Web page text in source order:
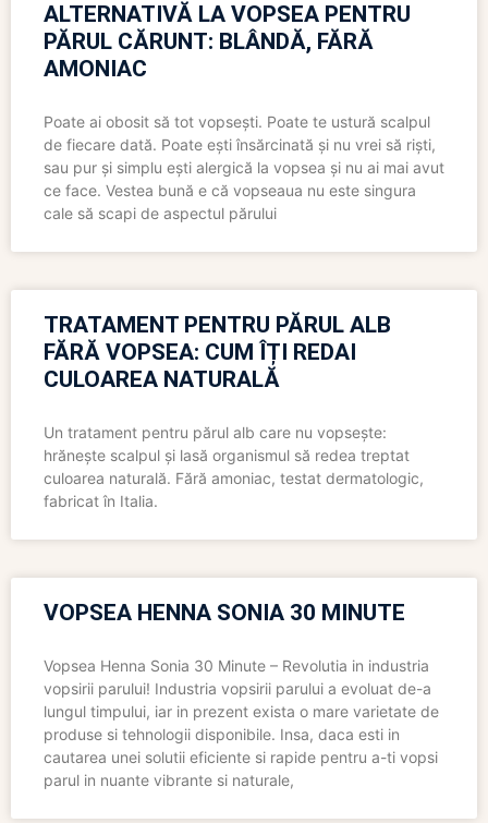
ALTERNATIVĂ LA VOPSEA PENTRU
PĂRUL CĂRUNT: BLÂNDĂ, FĂRĂ
AMONIAC
Poate ai obosit să tot vopsești. Poate te ustură scalpul
de fiecare dată. Poate ești însărcinată și nu vrei să riști,
sau pur și simplu ești alergică la vopsea și nu ai mai avut
ce face. Vestea bună e că vopseaua nu este singura
cale să scapi de aspectul părului
TRATAMENT PENTRU PĂRUL ALB
FĂRĂ VOPSEA: CUM ÎȚI REDAI
CULOAREA NATURALĂ
Un tratament pentru părul alb care nu vopsește:
hrănește scalpul și lasă organismul să redea treptat
culoarea naturală. Fără amoniac, testat dermatologic,
fabricat în Italia.
VOPSEA HENNA SONIA 30 MINUTE
Vopsea Henna Sonia 30 Minute – Revolutia in industria
vopsirii parului! Industria vopsirii parului a evoluat de-a
lungul timpului, iar in prezent exista o mare varietate de
produse si tehnologii disponibile. Insa, daca esti in
cautarea unei solutii eficiente si rapide pentru a-ti vopsi
parul in nuante vibrante si naturale,